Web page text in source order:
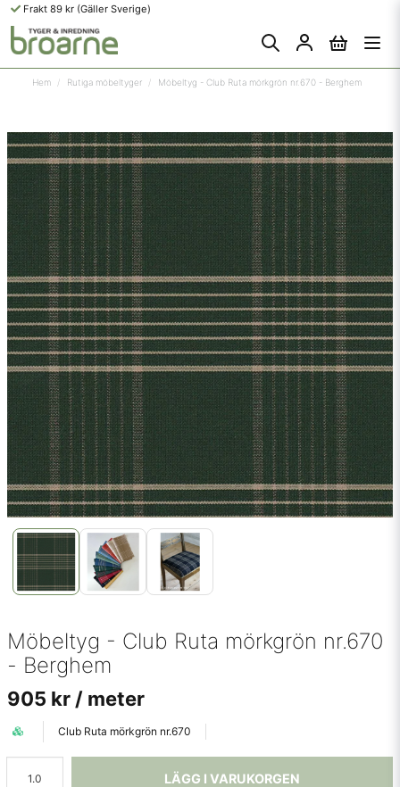
Frakt 89 kr (Gäller Sverige)
Hem Rutiga möbeltyger Möbeltyg - Club Ruta mörkgrön nr.670 - Berghem
Möbeltyg - Club Ruta mörkgrön nr.670
- Berghem
905 kr / meter
Club Ruta mörkgrön nr.670
LÄGG I VARUKORGEN